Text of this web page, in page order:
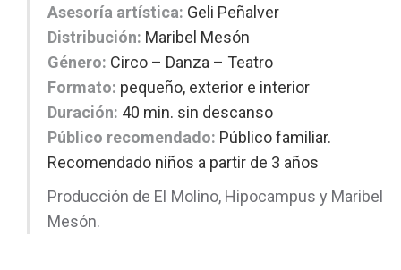
Asesoría artística: Geli Peñalver
Distribución: Maribel Mesón
Género: Circo – Danza – Teatro
Formato: pequeño, exterior e interior
Duración: 40 min. sin descanso
Público recomendado: Público familiar.
Recomendado niños a partir de 3 años
Producción de El Molino, Hipocampus y Maribel
Mesón.